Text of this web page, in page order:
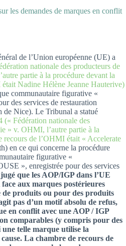
les demandes de marques en conflit
de l’Union européenne (UE) a
nationale des producteurs de
partie à la procédure devant la
Nadine Hélène Jeanne Hauterive)
communautaire figurative «
des services de restauration
de Nice). Le Tribunal a statué
(« Fédération nationale des
» v. OHMI, l’autre partie à la
recours de l’OHMI était « Accelerate
en ce qui concerne la procédure
figurative «
», enregistrée pour des services
que les AOP/IGP dans l’UE
aux marques postérieures
de produits ou pour des produits
pas d’un motif absolu de refus,
en conflit avec une AOP / IGP
comparables (y compris pour des
telle marque utilise la
La chambre de recours de